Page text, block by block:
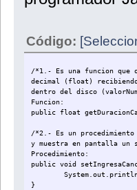
int multiplo=5;
System.out.println("El
}
}
System.out.println("Con
}
public void
System.out.println("A
}
return nombre;
public String
return apellidos;
}
Código:
/*1.- Es una funcion que
decimal (float)
dentro del disco
Funcion:
public float
/*2.- Es un
y muestra en pantalla un
Procedimiento:
public void
}